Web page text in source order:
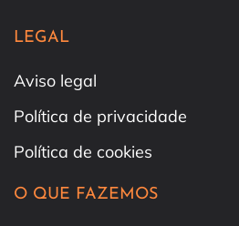
LEGAL
Aviso legal
Política de privacidade
Política de cookies
O QUE FAZEMOS